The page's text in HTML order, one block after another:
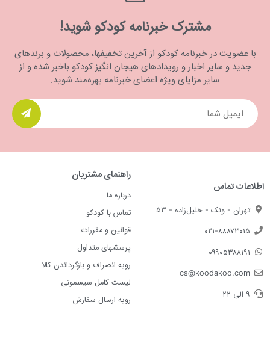
مشترک خبرنامه کودکو شوید!
با عضویت در خبرنامه کودکو از آخرین تخفیفها، محصولات و برندهای
جدید و سایر اخبار و رویدادهای هیجان انگیز کودکو باخبر شده و از
سایر مزایای ویژه اعضای خبرنامه بهره‌مند شوید.
اطلاعات تماس
تهران - ونک - خلیل‌زاده - ۵۳
۰۲۱-۸۸۸۷۳۰۱۵
۰۹۹۰۵۳۸۸۱۹۱
cs@koodakoo.com
۹ الی ۲۲
راهنمای مشتریان
درباره ما
تماس با کودکو
قوانین و مقررات
پرسشهای متداول
رویه انصراف و بازگرداندن کالا
لیست کامل سیسمونی
رویه ارسال سفارش